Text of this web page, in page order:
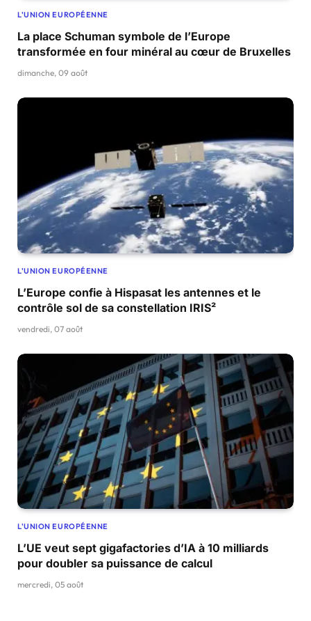
L'UNION EUROPÉENNE
La place Schuman symbole de l’Europe
transformée en four minéral au cœur de Bruxelles
dimanche, 09 août
L'UNION EUROPÉENNE
L’Europe confie à Hispasat les antennes et le
contrôle sol de sa constellation IRIS²
vendredi, 07 août
L'UNION EUROPÉENNE
L’UE veut sept gigafactories d’IA à 10 milliards
pour doubler sa puissance de calcul
mercredi, 05 août